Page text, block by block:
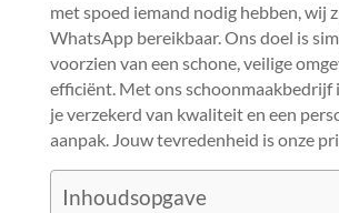
met spoed iemand nodig hebben, wij
WhatsApp bereikbaar.​ Ons doel is
voorzien van een schone, veilige
efficiënt.​ Met ons schoonmaakbedrijf
je verzekerd van kwaliteit en een
aanpak.​ Jouw tevredenheid is onze
Inhoudsopgave